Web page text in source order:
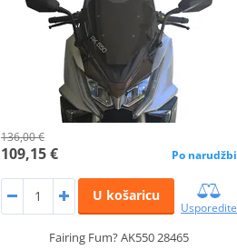
136,00 €
109,15 € Po narudžbi
U košaricu
Usporedite
Fairing Fum? AK550 28465